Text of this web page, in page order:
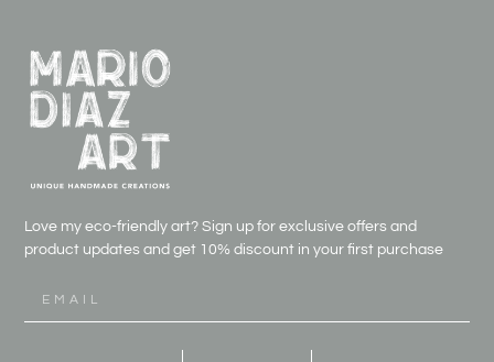
Love my eco-friendly art? Sign up for exclusive offers and
product updates and get 10% discount in your first purchase